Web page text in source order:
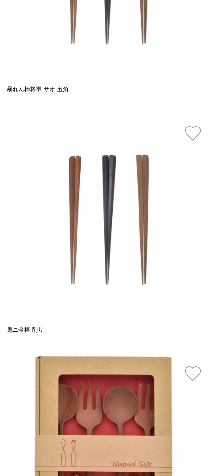
暴れん棒将軍 サオ 五角
鬼ニ金棒 削り